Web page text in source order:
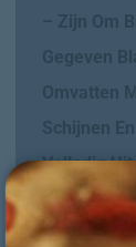
Volledig
Waarheid